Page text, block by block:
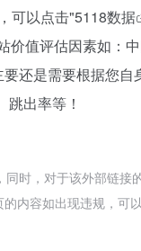
可以点击"5118数据
价值评估因素如：
还是需要根据您
出率等！
时，对于该外部链接
内容如出现违规，可